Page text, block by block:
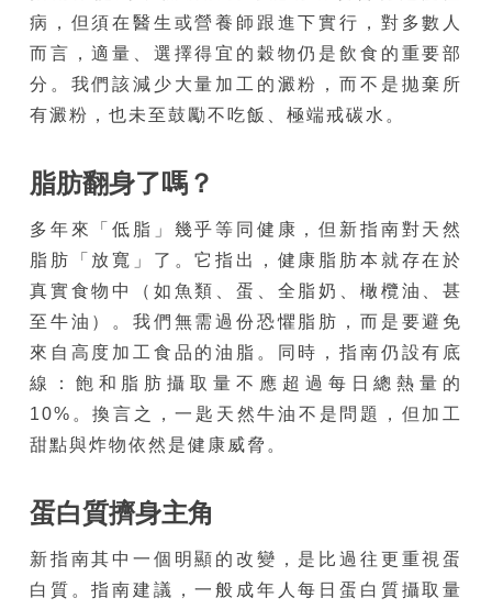
病，但須在醫生或營養師跟進下實行，對多數人
而言，適量、選擇得宜的穀物仍是飲食的重要部
分。我們該減少大量加工的澱粉，而不是拋棄所
有澱粉，也未至鼓勵不吃飯、極端戒碳水。
脂肪翻身了嗎？
多年來「低脂」幾乎等同健康，但新指南對天然
脂肪「放寬」了。它指出，健康脂肪本就存在於
真實食物中（如魚類、蛋、全脂奶、橄欖油、甚
至牛油）。我們無需過份恐懼脂肪，而是要避免
來自高度加工食品的油脂。同時，指南仍設有底
線：飽和脂肪攝取量不應超過每日總熱量的
10%。換言之，一匙天然牛油不是問題，但加工
甜點與炸物依然是健康威脅。
蛋白質擠身主角
新指南其中一個明顯的改變，是比過往更重視蛋
白質。指南建議，一般成年人每日蛋白質攝取量